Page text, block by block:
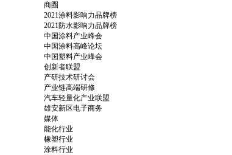
商圈
2021涂料影响力品牌榜
2021防水影响力品牌榜
中国涂料产业峰会
中国涂料高峰论坛
中国塑料产业峰会
创新者联盟
产研技术研讨会
产业链高端研修
汽车轻量化产业联盟
雄安新区电子商务
媒体
能化行业
橡塑行业
涂料行业